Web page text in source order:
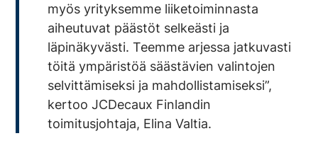
myös yrityksemme liiketoiminnasta
aiheutuvat päästöt selkeästi ja
läpinäkyvästi. Teemme arjessa jatkuvasti
töitä ympäristöä säästävien valintojen
selvittämiseksi ja mahdollistamiseksi”,
kertoo JCDecaux Finlandin
toimitusjohtaja, Elina Valtia.